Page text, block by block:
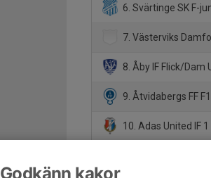
6. Svärtinge SK F-
7. Västerviks
8. Åby IF Flick/Dam
9. Åtvidabergs FF
10. Adas United IF 1
Godkänn kakor